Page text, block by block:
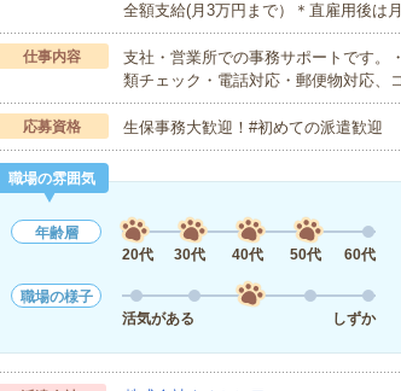
全額支給(月3万円まで）＊直雇用後は
仕事内容
支社・営業所での事務サポートです。
類チェック・電話対応・郵便物対応
応募資格 生保事務大歓迎！#初めての派遣歓迎
職場の雰囲気
年齢層
20代
30代 40代 50代 60代
職場の様子
活気がある
しずか